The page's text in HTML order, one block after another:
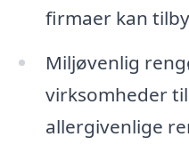
firmaer kan
Miljøvenlig
virksomheder
allergivenlige